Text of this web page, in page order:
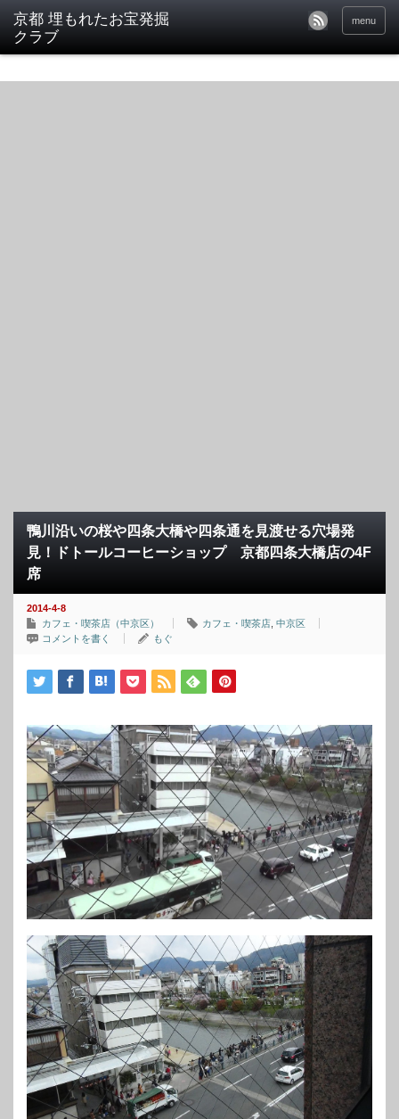
京都 埋もれたお宝発掘
クラブ
menu
鴨川沿いの桜や四条大橋や四条通を見渡せる穴場発
見！ドトールコーヒーショップ 京都四条大橋店の4F
席
2014-4-8
カフェ・喫茶店（中京区）
カフェ・喫茶店 中京区
コメントを書く
もぐ